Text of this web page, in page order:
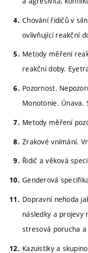
Chování řidičů v
ovlivňující reakční
Metody měření
reakční doby.
Pozornost.
Monotonie.
Metody měření
Zrakové vnímání.
Řidič a věková
Genderová
Dopravní nehoda
následky a projevy
stresová porucha
Kazuistiky a